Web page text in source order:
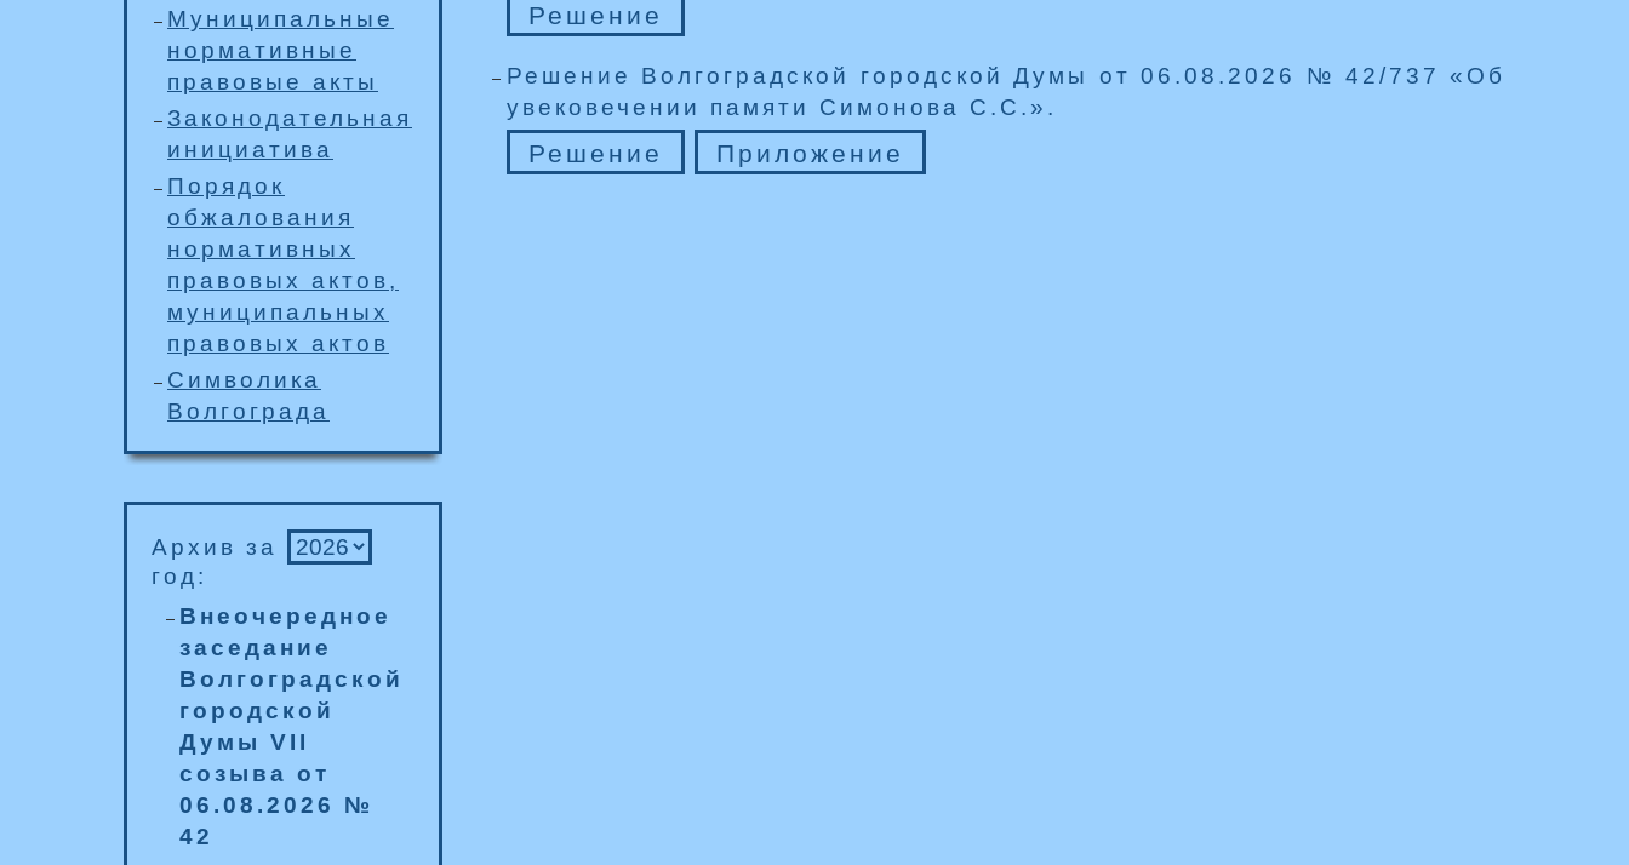
Муниципальные
нормативные
правовые акты
Законодательная
инициатива
Порядок
обжалования
нормативных
правовых актов,
муниципальных
правовых актов
Символика
Волгограда
Архив за
год:
Внеочередное
заседание
Волгоградской
городской
Думы VII
созыва от
06.08.2026 №
42
Решение
Решение Волгоградской городской Думы от 06.08.2026 № 42/737 «Об
увековечении памяти Симонова С.С.».
Решение Приложение